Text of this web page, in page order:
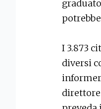
I 3.873
diversi
direttore